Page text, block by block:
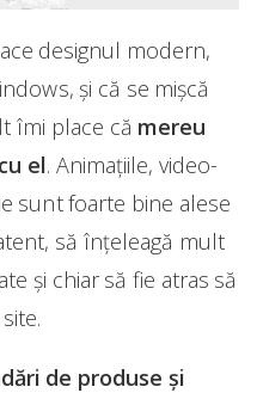
designul modern,
și că se mișcă
îmi place că mereu
el. Animațiile, video-
sunt foarte bine alese
să înțeleagă mult
și chiar să fie atras să
de produse și